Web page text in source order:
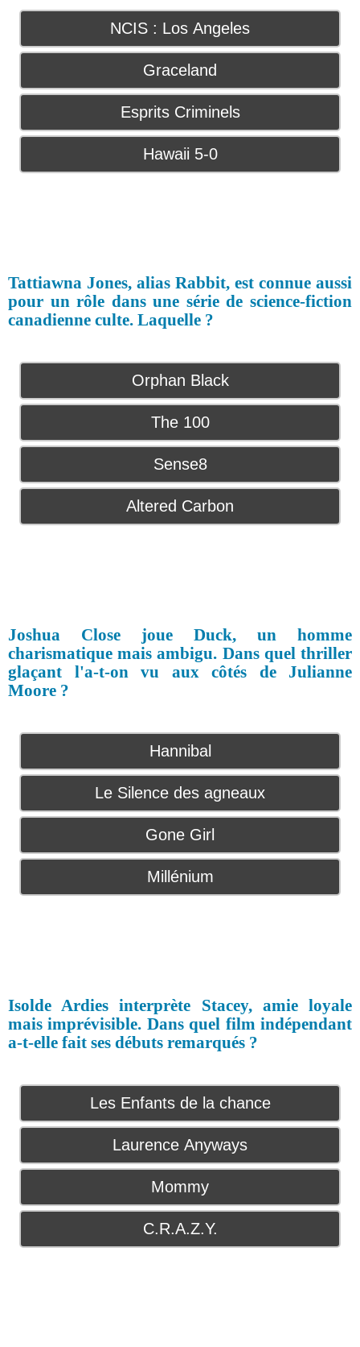
NCIS : Los Angeles
Graceland
Esprits Criminels
Hawaii 5-0
Tattiawna Jones, alias Rabbit, est connue aussi
pour un rôle dans une série de science-fiction
canadienne culte. Laquelle ?
Orphan Black
The 100
Sense8
Altered Carbon
Joshua Close joue Duck, un homme
charismatique mais ambigu. Dans quel thriller
glaçant l'a-t-on vu aux côtés de Julianne
Moore ?
Hannibal
Le Silence des agneaux
Gone Girl
Millénium
Isolde Ardies interprète Stacey, amie loyale
mais imprévisible. Dans quel film indépendant
a-t-elle fait ses débuts remarqués ?
Les Enfants de la chance
Laurence Anyways
Mommy
C.R.A.Z.Y.